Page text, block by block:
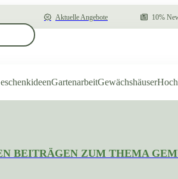
Aktuelle Angebote 10%
GartenarbeitGewächshäuser
BEITRÄGEN ZUM THEMA